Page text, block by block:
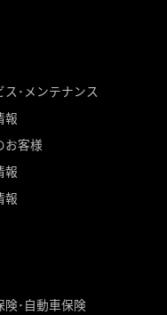
ス･メンテナンス
報
お客様
報
報
険･自動車保険